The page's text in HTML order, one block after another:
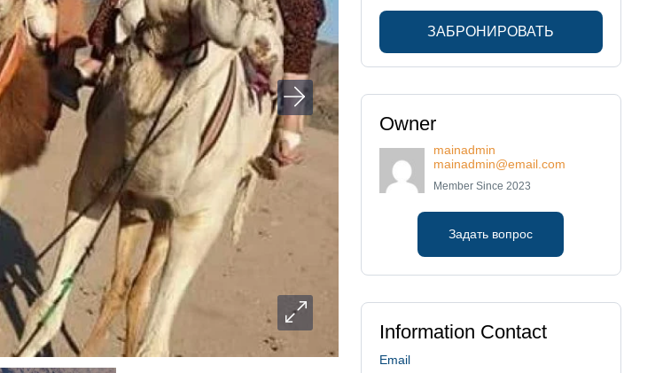
ЗАБРОНИРОВАТЬ
Owner
mainadmin
mainadmin@email.com
Member Since 2023
Задать вопрос
Information Contact
Email